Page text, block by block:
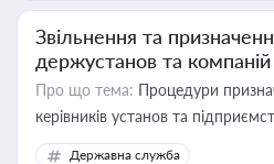
Звільнення та
держустанов та компаній
Про що тема: Процедури
керівників установ та
Державна служба